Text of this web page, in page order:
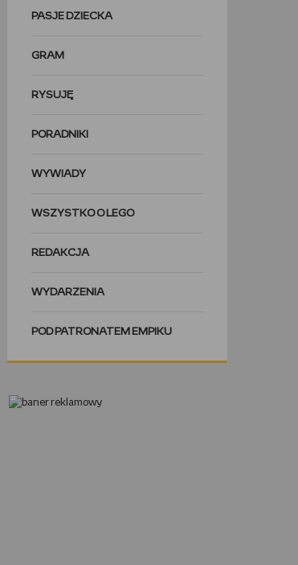
GRUDNIA
ŁÓDŹ
PASJE DZIECKA
GRAM
RYSUJĘ
PORADNIKI
WYWIADY
WSZYSTKO O LEGO
REDAKCJA
WYDARZENIA
POD PATRONATEM EMPIKU